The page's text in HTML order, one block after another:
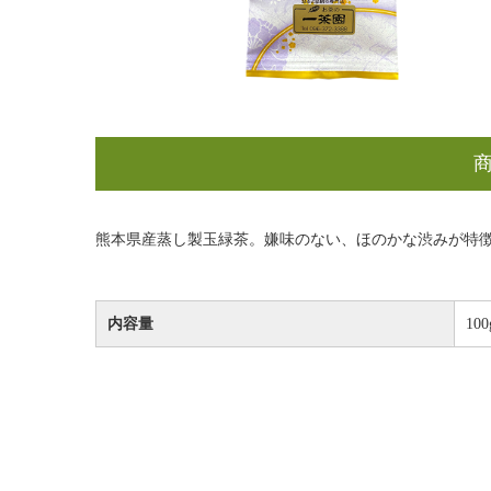
熊本県産蒸し製玉緑茶。嫌味のない、ほのかな渋みが特徴
内容量